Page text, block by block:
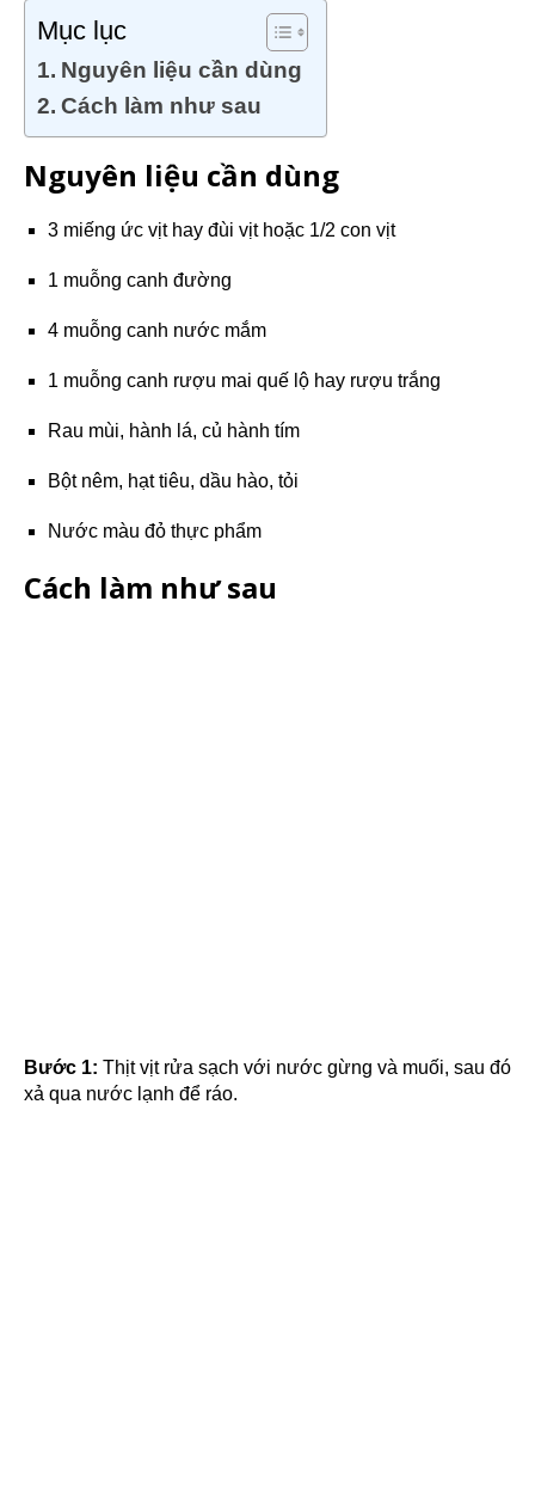
Mục lục
Nguyên liệu cần dùng
Cách làm như sau
Nguyên liệu cần dùng
3 miếng ức vịt hay đùi vịt hoặc 1/2 con vịt
1 muỗng canh đường
4 muỗng canh nước mắm
1 muỗng canh rượu mai quế lộ hay rượu trắng
Rau mùi, hành lá, củ hành tím
Bột nêm, hạt tiêu, dầu hào, tỏi
Nước màu đỏ thực phẩm
Cách làm như sau
Bước 1: Thịt vịt rửa sạch với nước gừng và muối, sau đó
xả qua nước lạnh để ráo.